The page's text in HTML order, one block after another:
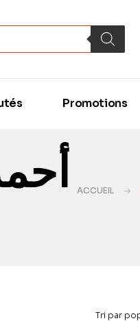
Promotions
ACCUEIL